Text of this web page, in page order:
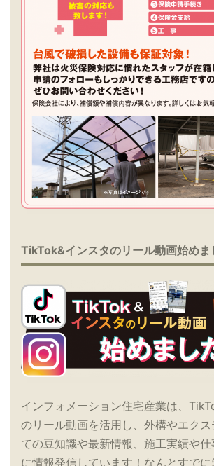
TikTok&インスタのリール動画始めま
インフォメーション住宅産業は、
のリール動画を活用し、外構やエク
ての豆知識や最新情報、施工実績や
に情報発信しています！なんとすで